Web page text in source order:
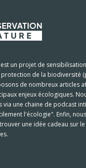
un projet de
de la biodiversité
de nombreux articles
enjeux écologiques.
via une chaine de podcast
l'écologie". Enfin,
une idée cadeau sur